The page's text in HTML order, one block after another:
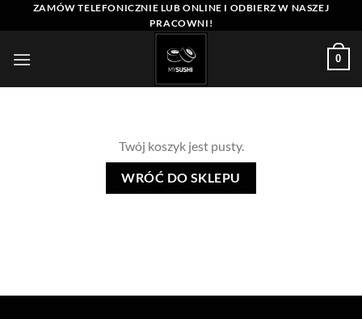
PrzewińZAMÓW TELEFONICZNIE LUB ONLINE I ODBIERZ W NASZEJ
PRACOWNI!
0
Twój koszyk jest pusty.
WRÓĆ DO SKLEPU